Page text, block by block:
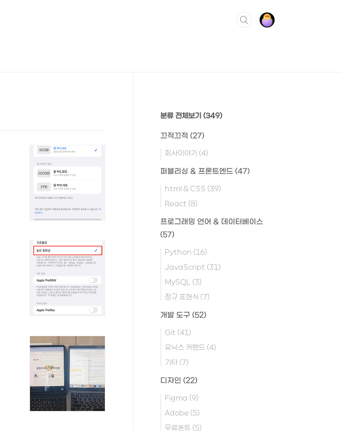
분류 전체보기 (349)
끄적끄적 (27)
회사이야기 (4)
퍼블리싱 & 프론트엔드 (47)
html & CSS (39)
React (8)
프로그래밍 언어 & 데이터베이스
(57)
Python (16)
JavaScript (31)
MySQL (3)
정규 표현식 (7)
개발 도구 (52)
Git (41)
유닉스 커맨드 (4)
기타 (7)
디자인 (22)
Figma (9)
Adobe (5)
무료폰트 (5)